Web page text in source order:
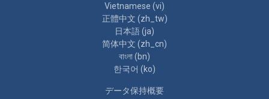
Vietnamese ‎(vi)‎
正體中文 ‎(zh_tw)‎
日本語 ‎(ja)‎
简体中文 ‎(zh_cn)‎
বাংলা ‎(bn)‎
한국어 ‎(ko)‎
データ保持概要